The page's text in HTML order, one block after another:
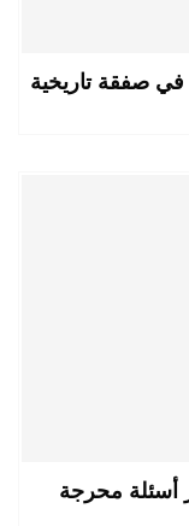
في صفقة تاريخية
أسئلة محرجة